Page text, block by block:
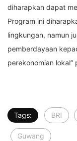
diharapkan dapat
Program ini
lingkungan, namun
pemberdayaan
perekonomian lokal”
Tags: BRI
Guwang